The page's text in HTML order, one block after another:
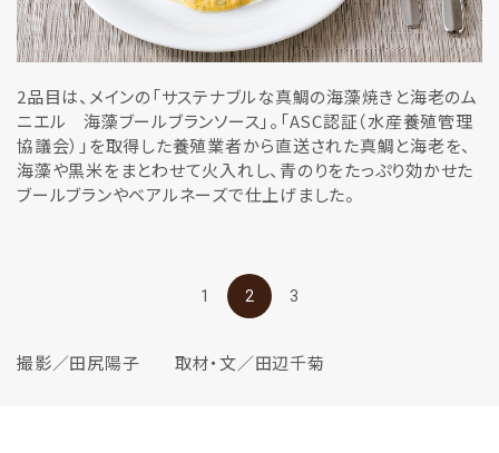
2品目は、メインの「サステナブルな真鯛の海藻焼きと海老のム
ニエル 海藻ブールブランソース」。「ASC認証（水産養殖管理
協議会）」を取得した養殖業者から直送された真鯛と海老を、
海藻や黒米をまとわせて火入れし、青のりをたっぷり効かせた
ブールブランやベアルネーズで仕上げました。
1 2 3
撮影／田尻陽子 取材・文／田辺千菊